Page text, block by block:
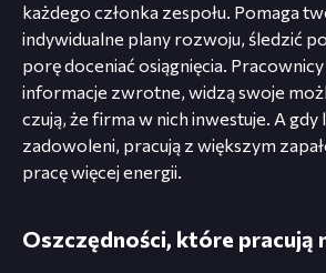
każdego członka zespołu. Pomaga
indywidualne plany rozwoju, śledzić
porę doceniać osiągnięcia.
informacje zwrotne, widzą swoje
czują, że firma w nich inwestuje. A gdy
zadowoleni, pracują z większym
pracę więcej energii.
Oszczędności, które pracują